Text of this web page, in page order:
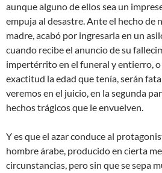
aunque alguno de ellos sea un
empuja al desastre. Ante el hecho de
madre, acabó por ingresarla en un
cuando recibe el anuncio de su
impertérrito en el funeral y entierro, o
exactitud la edad que tenía, serán
veremos en el juicio, en la segunda
hechos trágicos que le envuelven.
Y es que el azar conduce al
hombre árabe, producido en cierta
circunstancias, pero sin que se sepa